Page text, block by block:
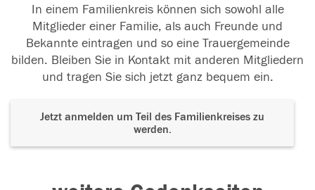
In einem Familienkreis können sich sowohl alle
Mitglieder einer Familie, als auch Freunde und
Bekannte eintragen und so eine Trauergemeinde
bilden. Bleiben Sie in Kontakt mit anderen Mitgliedern
und tragen Sie sich jetzt ganz bequem ein.
Jetzt anmelden um Teil des Familienkreises zu
werden.